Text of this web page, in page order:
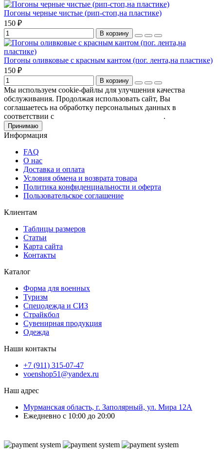
Погоны черные чистые (рип-стоп,на пластике)
150 ₽
В корзину
Погоны оливковые с красным кантом (пог. лента,на пластике)
150 ₽
В корзину
Мы используем cookie-файлы для улучшения качества
обслуживания. Продолжая использовать сайт, Вы
соглашаетесь на обработку персональных данных в
соответствии с
.
Принимаю
Информация
FAQ
О нас
Доставка и оплата
Условия обмена и возврата товара
Политика конфиденциальности и оферта
Пользовательское соглашение
Клиентам
Таблицы размеров
Статьи
Карта сайта
Контакты
Каталог
Форма для военных
Туризм
Спецодежда и СИЗ
Страйкбол
Сувенирная продукция
Одежда
Наши контакты
+7 (911) 315-07-47
voenshop51@yandex.ru
Наш адрес
Мурманская область, г. Заполярный, ул. Мира 12А
Ежедневно с 10:00 до 20:00